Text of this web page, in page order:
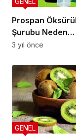
Prospan
Şurubu Neden
Yasaklandı
3 yıl önce
GENEL